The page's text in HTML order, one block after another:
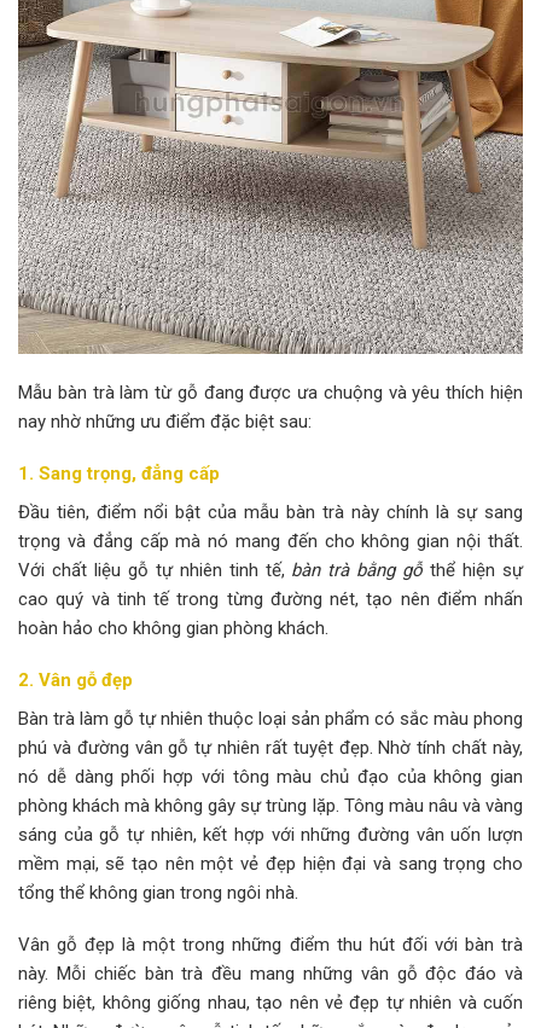
Mẫu bàn trà làm từ gỗ đang được ưa chuộng và yêu thích hiện
nay nhờ những ưu điểm đặc biệt sau:
1. Sang trọng, đẳng cấp
Đầu tiên, điểm nổi bật của mẫu bàn trà này chính là sự sang
trọng và đẳng cấp mà nó mang đến cho không gian nội thất.
Với chất liệu gỗ tự nhiên tinh tế, bàn trà bằng gỗ thể hiện sự
cao quý và tinh tế trong từng đường nét, tạo nên điểm nhấn
hoàn hảo cho không gian phòng khách.
2. Vân gỗ đẹp
Bàn trà làm gỗ tự nhiên thuộc loại sản phẩm có sắc màu phong
phú và đường vân gỗ tự nhiên rất tuyệt đẹp. Nhờ tính chất này,
nó dễ dàng phối hợp với tông màu chủ đạo của không gian
phòng khách mà không gây sự trùng lặp. Tông màu nâu và vàng
sáng của gỗ tự nhiên, kết hợp với những đường vân uốn lượn
mềm mại, sẽ tạo nên một vẻ đẹp hiện đại và sang trọng cho
tổng thể không gian trong ngôi nhà.
Vân gỗ đẹp là một trong những điểm thu hút đối với bàn trà
này. Mỗi chiếc bàn trà đều mang những vân gỗ độc đáo và
riêng biệt, không giống nhau, tạo nên vẻ đẹp tự nhiên và cuốn